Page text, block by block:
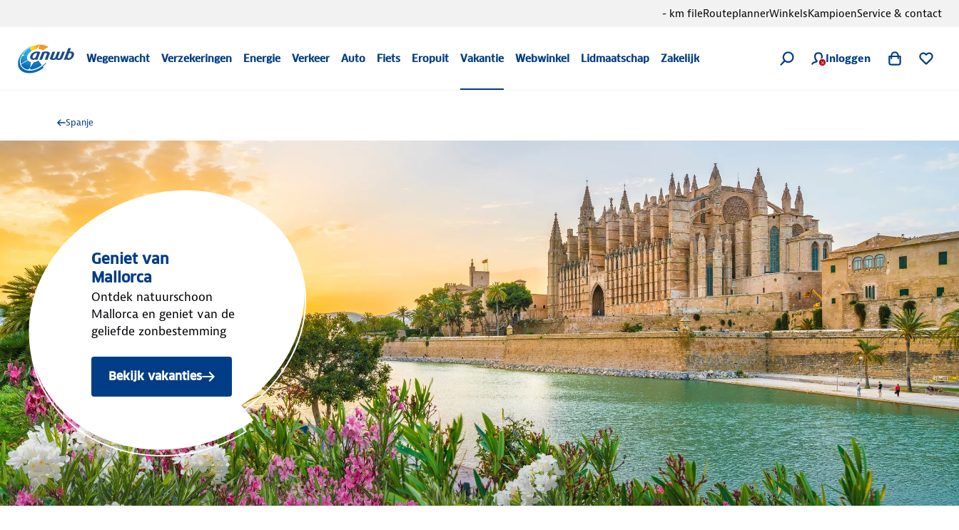
Wegenwacht Verzekeringen Energie Verkeer Auto Fiets Eropuit Vakantie Webwinkel Lidmaatschap Zakelijk Inloggen
- km fileRouteplannerWinkelsKampioenService & contact
Spanje
Geniet van
Mallorca
Ontdek natuurschoon
Mallorca en geniet van de
geliefde zonbestemming
Bekijk vakanties